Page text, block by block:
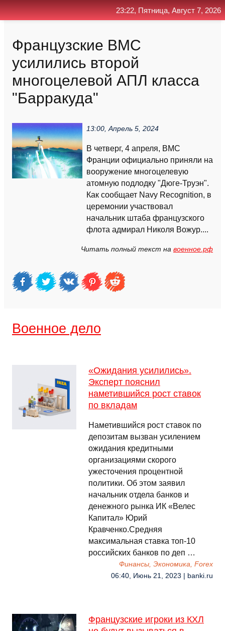
Французские ВМС
усилились второй
многоцелевой АПЛ класса
"Барракуда"
13:00, Апрель 5, 2024
В четверг, 4 апреля, ВМС
Франции официально приняли на
вооружение многоцелевую
атомную подлодку "Дюге-Труэн".
Как сообщает Navy Recognition, в
церемонии участвовал
начальник штаба французского
флота адмирал Николя Вожур....
Читать полный текст на военное.рф
Военное дело
«Ожидания усилились».
Эксперт пояснил
наметившийся рост ставок
по вкладам
Наметившийся рост ставок по
депозитам вызван усилением
ожидания кредитными
организациями скорого
ужесточения процентной
политики. Об этом заявил
начальник отдела банков и
денежного рынка ИК «Велес
Капитал» Юрий
Кравченко.Средняя
максимальная ставка топ-10
российских банков по деп …
Финансы, Экономика, Forex
06:40, Июнь 21, 2023 | banki.ru
Французские игроки из КХЛ
23:22, Пятница, Август 7, 2026